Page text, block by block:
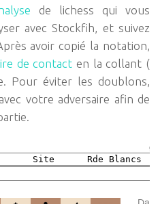
de lichess qui vous
avec Stockfih, et suivez
avoir copié la notation,
de contact en la collant (
Pour éviter les doublons,
votre adversaire afin de